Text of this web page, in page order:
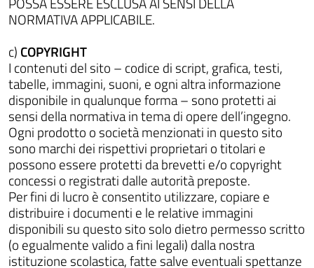
NORMATIVA APPLICABILE.
c) COPYRIGHT
I contenuti del sito – codice di script, grafica, testi,
tabelle, immagini, suoni, e ogni altra informazione
disponibile in qualunque forma – sono protetti ai
sensi della normativa in tema di opere dell’ingegno.
Ogni prodotto o società menzionati in questo sito
sono marchi dei rispettivi proprietari o titolari e
possono essere protetti da brevetti e/o copyright
concessi o registrati dalle autorità preposte.
Per fini di lucro è consentito utilizzare, copiare e
distribuire i documenti e le relative immagini
disponibili su questo sito solo dietro permesso scritto
(o egualmente valido a fini legali) dalla nostra
istituzione scolastica, fatte salve eventuali spettanze